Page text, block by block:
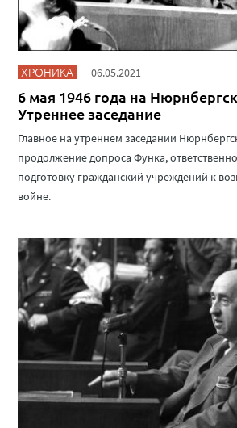
ХРОНИКА 06.05.2021
6 мая 1946 года на
Утреннее заседание
Главное на утреннем заседании
продолжение допроса Функа,
подготовку гражданский учреждений к
войне.